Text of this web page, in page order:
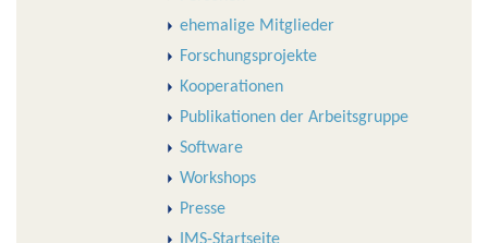
ehemalige Mitglieder
Forschungsprojekte
Kooperationen
Publikationen der Arbeitsgruppe
Software
Workshops
Presse